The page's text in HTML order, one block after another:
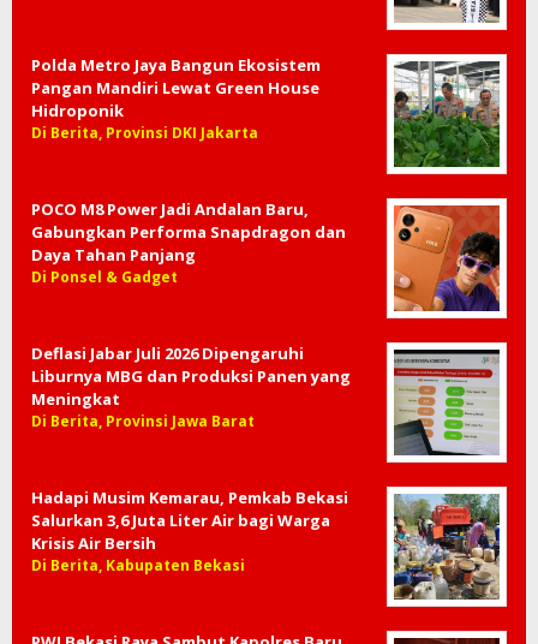
Polda Metro Jaya Bangun Ekosistem
Pangan Mandiri Lewat Green House
Hidroponik
Di Berita, Provinsi DKI Jakarta
POCO M8 Power Jadi Andalan Baru,
Gabungkan Performa Snapdragon dan
Daya Tahan Panjang
Di Ponsel & Gadget
Deflasi Jabar Juli 2026 Dipengaruhi
Liburnya MBG dan Produksi Panen yang
Meningkat
Di Berita, Provinsi Jawa Barat
Hadapi Musim Kemarau, Pemkab Bekasi
Salurkan 3,6 Juta Liter Air bagi Warga
Krisis Air Bersih
Di Berita, Kabupaten Bekasi